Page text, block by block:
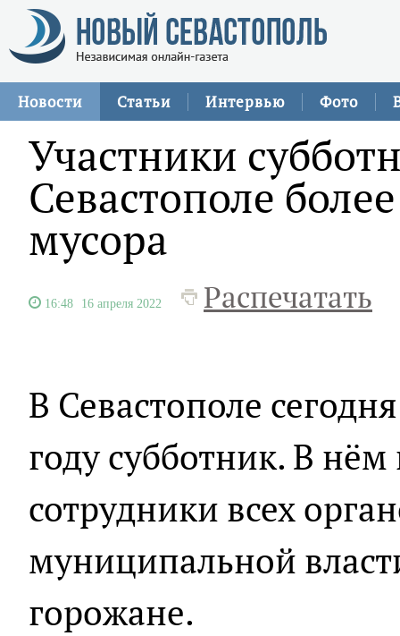
Новости Статьи Интервью Фото
Участники
Севастополе
мусора
16:48 16 апреля 2022 Распечатать
В Севастополе
году субботник. В
сотрудники всех
муниципальной
горожане.